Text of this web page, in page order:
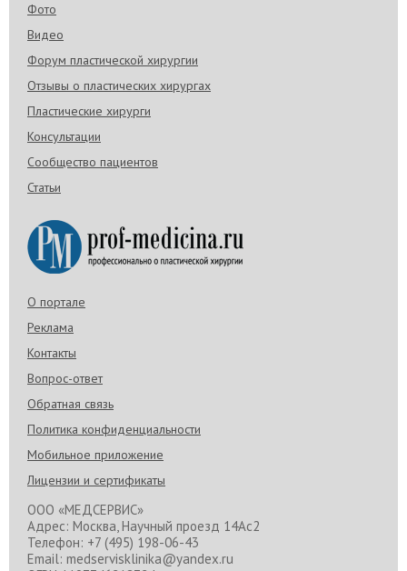
Фото
Видео
Форум пластической хирургии
Отзывы о пластических хирургах
Пластические хирурги
Консультации
Сообщество пациентов
Статьи
О портале
Реклама
Контакты
Вопрос-ответ
Обратная связь
Политика конфиденциальности
Мобильное приложение
Лицензии и сертификаты
ООО «МЕДСЕРВИС»
Адрес: Москва, Научный проезд 14Ас2
Телефон: +7 (495) 198-06-43
Email: medservisklinika@yandex.ru